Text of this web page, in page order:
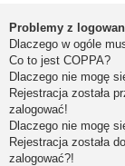
Problemy z
Dlaczego w ogóle
Co to jest COPPA?
Dlaczego nie mogę
Rejestracja została
zalogować!
Dlaczego nie mogę
Rejestracja została
zalogować?!